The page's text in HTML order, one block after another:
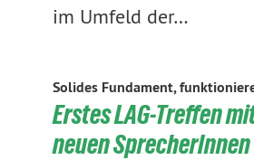
im Umfeld der…
Solides Fundament,
Erstes LAG-Treffen
neuen SprecherInnen